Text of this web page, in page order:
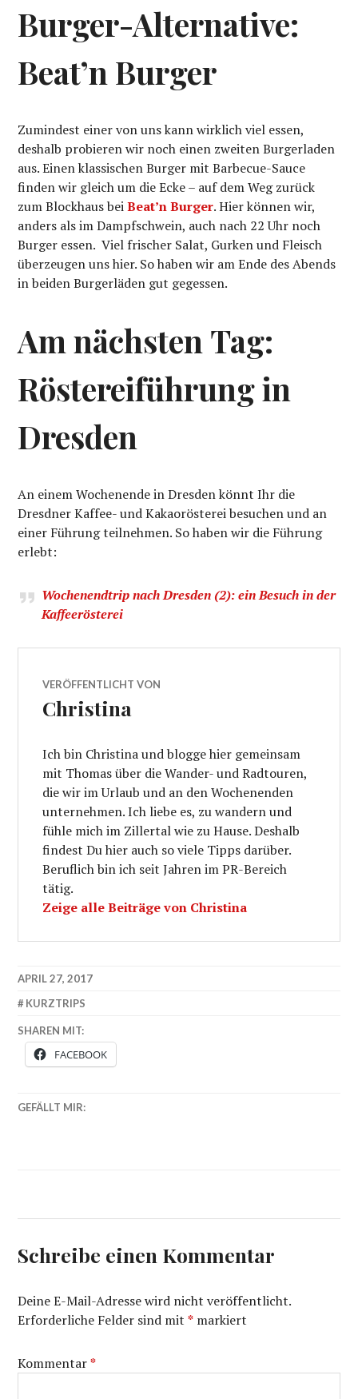
Burger-Alternative:
Beat’n Burger
Zumindest einer von uns kann wirklich viel essen,
deshalb probieren wir noch einen zweiten Burgerladen
aus. Einen klassischen Burger mit Barbecue-Sauce
finden wir gleich um die Ecke – auf dem Weg zurück
zum Blockhaus beiBeat’n Burger. Hier können wir,
anders als im Dampfschwein, auch nach 22 Uhr noch
Burger essen. Viel frischer Salat, Gurken und Fleisch
überzeugen uns hier. So haben wir am Ende des Abends
in beiden Burgerläden gut gegessen.
Am nächsten Tag:
Röstereiführung in
Dresden
An einem Wochenende in Dresden könnt Ihr die
Dresdner Kaffee- und Kakaorösterei besuchen und an
einer Führung teilnehmen. So haben wir die Führung
erlebt:
Wochenendtrip nach Dresden (2): ein Besuch in der
Kaffeerösterei
VERÖFFENTLICHT VON
Christina
Ich bin Christina und blogge hier gemeinsam
mit Thomas über die Wander- und Radtouren,
die wir im Urlaub und an den Wochenenden
unternehmen. Ich liebe es, zu wandern und
fühle mich im Zillertal wie zu Hause. Deshalb
findest Du hier auch so viele Tipps darüber.
Beruflich bin ich seit Jahren im PR-Bereich
tätig.
Zeige alle Beiträge von Christina
APRIL 27, 2017
KURZTRIPS
SHAREN MIT:
FACEBOOK
GEFÄLLT MIR:
Schreibe einen Kommentar
Deine E-Mail-Adresse wird nicht veröffentlicht.
Erforderliche Felder sind mit* markiert
Kommentar*